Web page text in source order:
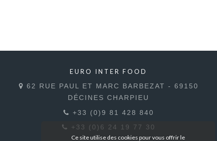
EURO INTER FOOD
62 RUE PAUL ET MARC BARBEZAT - 69150
DÉCINES CHARPIEU
+33 (0)9 81 428 840
+33 (0)6 24 19 77 30
Ce site utilise des cookies pour vous offrir le